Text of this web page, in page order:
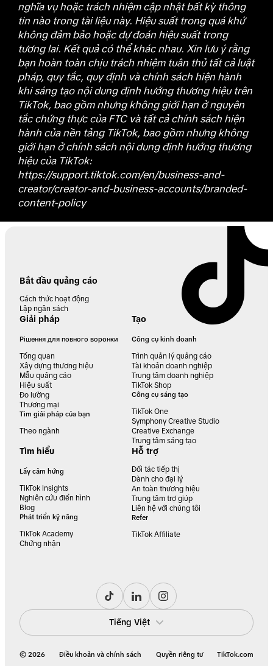
nghĩa vụ hoặc trách nhiệm cập nhật bất kỳ thông
tin nào trong tài liệu này. Hiệu suất trong quá khứ
không đảm bảo hoặc dự đoán hiệu suất trong
tương lai. Kết quả có thể khác nhau. Xin lưu ý rằng
bạn hoàn toàn chịu trách nhiệm tuân thủ tất cả luật
pháp, quy tắc, quy định và chính sách hiện hành
khi sáng tạo nội dung định hướng thương hiệu trên
TikTok, bao gồm nhưng không giới hạn ở nguyên
tắc chứng thực của FTC và tất cả chính sách hiện
hành của nền tảng TikTok, bao gồm nhưng không
giới hạn ở chính sách nội dung định hướng thương
hiệu của TikTok:
https://support.tiktok.com/en/business-and-
creator/creator-and-business-accounts/branded-
content-policy
Bắt đầu quảng cáo
Cách thức hoạt động
Lập ngân sách
Giải pháp
Рішення для повного воронки
Tổng quan
Xây dựng thương hiệu
Mẫu quảng cáo
Hiệu suất
Đo lường
Thương mại
Tìm giải pháp của bạn
Theo ngành
Tạo
Công cụ kinh doanh
Trình quản lý quảng cáo
Tài khoản doanh nghiệp
Trung tâm doanh nghiệp
TikTok Shop
Công cụ sáng tạo
TikTok One
Symphony Creative Studio
Creative Exchange
Trung tâm sáng tạo
Tìm hiểu
Lấy cảm hứng
TikTok Insights
Nghiên cứu điển hình
Blog
Phát triển kỹ năng
TikTok Academy
Chứng nhận
Hỗ trợ
Đối tác tiếp thị
Dành cho đại lý
An toàn thương hiệu
Trung tâm trợ giúp
Liên hệ với chúng tôi
Refer
TikTok Affiliate
Tiếng Việt
© 2026 Điều khoản và chính sách Quyền riêng tư TikTok.com